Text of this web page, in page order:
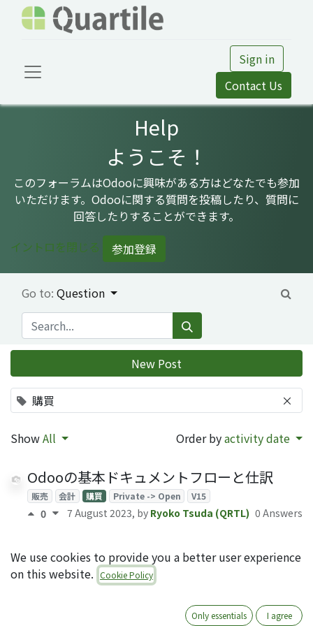
Sign in
Contact Us
Help
ようこそ！
このフォーラムはOdooに興味がある方はどなたでも参加
いただけます。Odooに関する質問を投稿したり、質問に
回答したりすることができます。
イントロを閉じる
参加登録
Go to: Question
購買 ×
New Post
ShowAll Order byactivity date
Odooの基本ドキュメントフローと仕訳
販売 会計 購買 Private -> Open V15
0 7 August 2023, by Ryoko Tsuda (QRTL) 0 Answers
説明
請求書 購買 OCA 分割払い
We use cookies to provide you a better user experience
on this website. Cookie Policy
Only essentials I agree